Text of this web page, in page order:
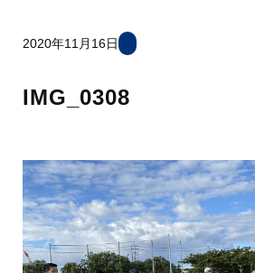
2020年11月16日
IMG_0308